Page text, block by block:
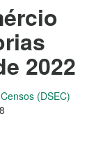
2022
(DSEC)